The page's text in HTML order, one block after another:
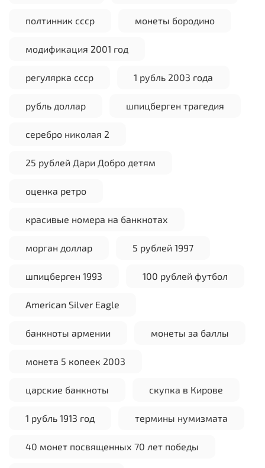
полтинник ссср монеты бородино
модификация 2001 год
регулярка ссср 1 рубль 2003 года
рубль доллар шпицберген трагедия
серебро николая 2
25 рублей Дари Добро детям
оценка ретро
красивые номера на банкнотах
морган доллар 5 рублей 1997
шпицберген 1993 100 рублей футбол
American Silver Eagle
банкноты армении монеты за баллы
монета 5 копеек 2003
царские банкноты скупка в Кирове
1 рубль 1913 год термины нумизмата
40 монет посвященных 70 лет победы